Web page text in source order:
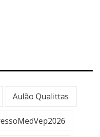
Aulão Qualittas